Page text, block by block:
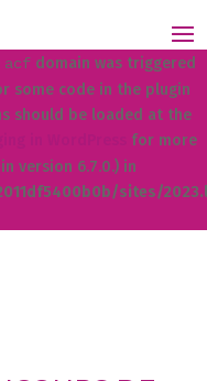
was called
acf domain was triggered
some code in the plugin
should be loaded at the
for more
version 6.7.0.) in
sites/